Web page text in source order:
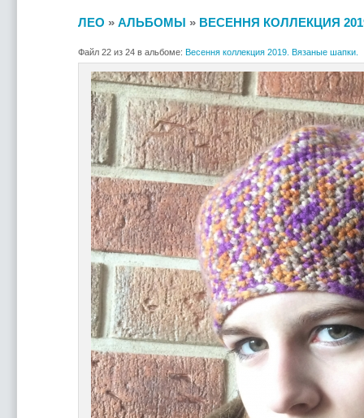
ЛЕО » АЛЬБОМЫ » ВЕСЕННЯ КОЛЛЕКЦИЯ
Файл 22 из 24 в альбоме: Весення коллекция 2019. Вязаные шапки.